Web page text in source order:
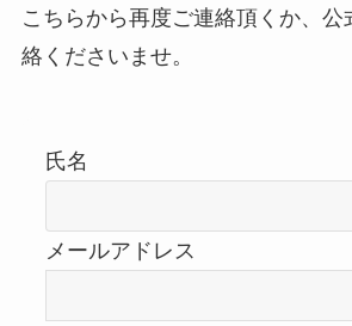
こちらから再度ご連絡頂くか、公
絡くださいませ。
氏名
メールアドレス